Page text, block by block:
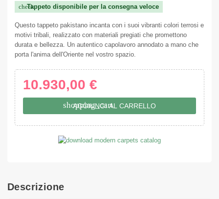
check
Tappeto disponibile per la consegna veloce
Questo tappeto pakistano incanta con i suoi vibranti colori terrosi e
motivi tribali, realizzato con materiali pregiati che promettono
durata e bellezza. Un autentico capolavoro annodato a mano che
porta l'anima dell'Oriente nel vostro spazio.
10.930,00 €
shopping_cart
AGGIUNGI AL CARRELLO
Descrizione